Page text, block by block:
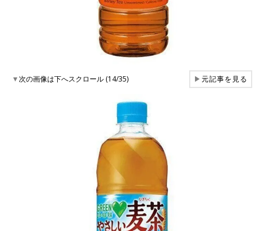
▼次の画像は下へスクロール (14/35) ▶元記事を見る